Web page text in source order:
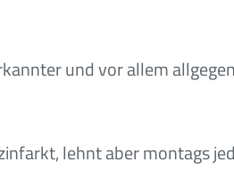
und vor allem
lehnt aber montags